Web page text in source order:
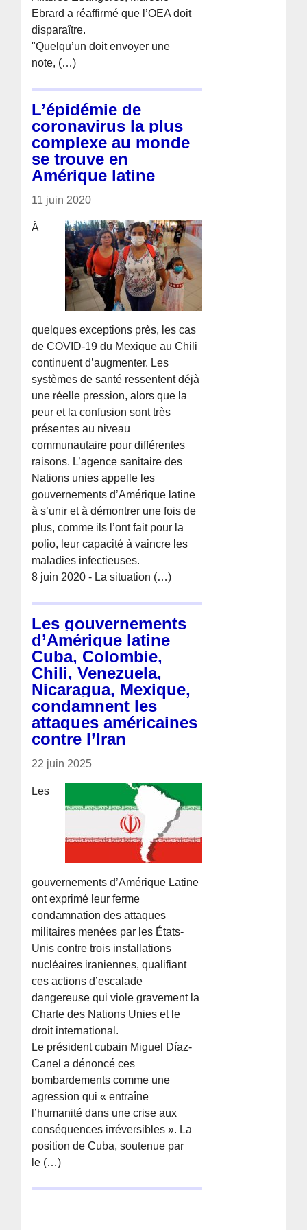
Ebrard a réaffirmé que l’OEA doit
disparaître.
"Quelqu’un doit envoyer une
note, (…)
L’épidémie de
coronavirus la plus
complexe au monde
se trouve en
Amérique latine
11 juin 2020
À
quelques exceptions près, les cas
de COVID-19 du Mexique au Chili
continuent d’augmenter. Les
systèmes de santé ressentent déjà
une réelle pression, alors que la
peur et la confusion sont très
présentes au niveau
communautaire pour différentes
raisons. L’agence sanitaire des
Nations unies appelle les
gouvernements d’Amérique latine
à s’unir et à démontrer une fois de
plus, comme ils l’ont fait pour la
polio, leur capacité à vaincre les
maladies infectieuses.
8 juin 2020 - La situation (…)
Les gouvernements
d’Amérique latine
Cuba, Colombie,
Chili, Venezuela,
Nicaragua, Mexique,
condamnent les
attaques américaines
contre l’Iran
22 juin 2025
Les
gouvernements d’Amérique Latine
ont exprimé leur ferme
condamnation des attaques
militaires menées par les États-
Unis contre trois installations
nucléaires iraniennes, qualifiant
ces actions d’escalade
dangereuse qui viole gravement la
Charte des Nations Unies et le
droit international.
Le président cubain Miguel Díaz-
Canel a dénoncé ces
bombardements comme une
agression qui « entraîne
l’humanité dans une crise aux
conséquences irréversibles ». La
position de Cuba, soutenue par
le (…)